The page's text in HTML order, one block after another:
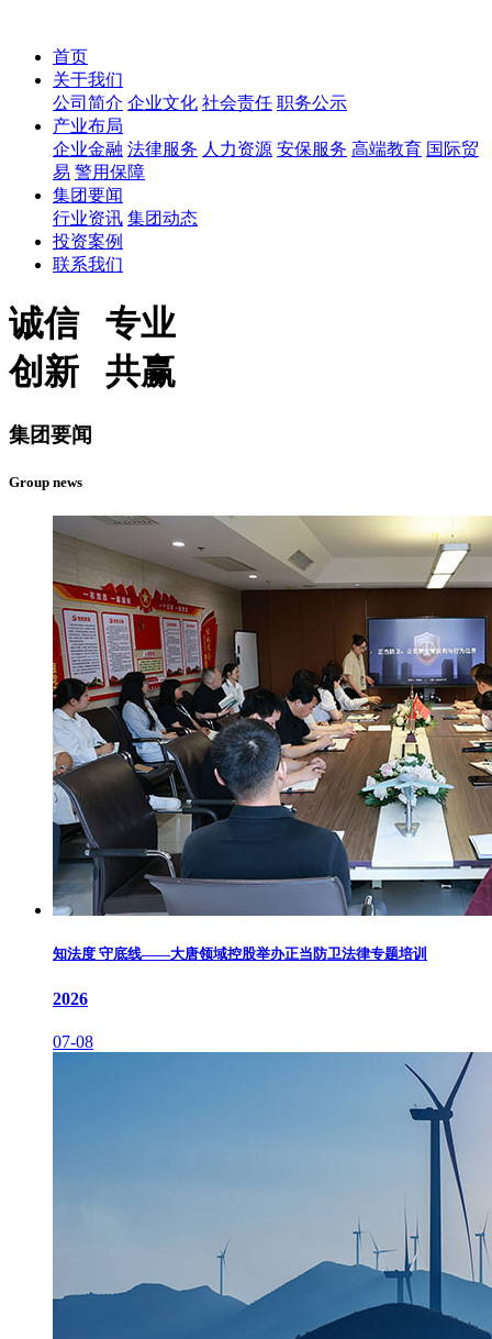
首页
关于我们
公司简介 企业文化 社会责任 职务公示
产业布局
企业金融 法律服务 人力资源 安保服务 高端教育 国际贸
易 警用保障
集团要闻
行业资讯 集团动态
投资案例
联系我们
诚信 专业
创新 共赢
集团要闻
Group news
知法度 守底线——大唐领域控股举办正当防卫法律专题培训
2026
07-08